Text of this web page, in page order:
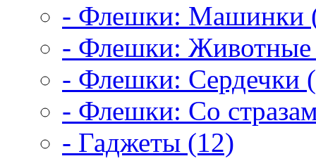
- Флешки: Машинки
- Флешки: Животные
- Флешки: Сердечки
- Флешки: Со
- Гаджеты (12)